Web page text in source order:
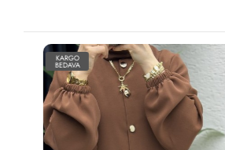
KARGO
BEDAVA